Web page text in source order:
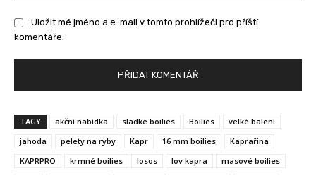
Uložit mé jméno a e-mail v tomto prohlížeči pro příští
komentáře.
TAGY akční nabídka sladké boilies Boilies
velké balení
jahoda
pelety na ryby Kapr 16 mm boilies
Kaprařina
KAPRPRO
krmné boilies losos lov kapra masové boilies